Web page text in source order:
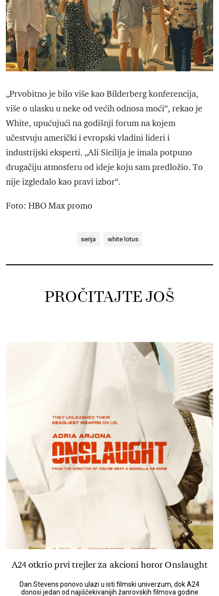
„Prvobitno je bilo više kao Bilderberg konferencija,
više o ulasku u neke od većih odnosa moći“, rekao je
White, upućujući na godišnji forum na kojem
učestvuju američki i evropski vladini lideri i
industrijski eksperti. „Ali Sicilija je imala potpuno
drugačiju atmosferu od ideje koju sam predložio. To
nije izgledalo kao pravi izbor“.
Foto: HBO Max promo
serija white lotus
PROČITAJTE JOŠ
A24 otkrio prvi trejler za akcioni horor Onslaught
Dan Stevens ponovo ulazi u isti filmski univerzum, dok A24
donosi jedan od najiščekivanijih žanrovskih filmova godine